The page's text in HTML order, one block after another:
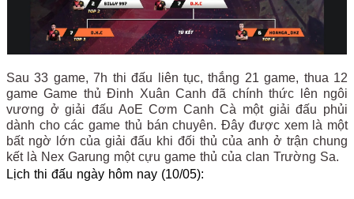
Sau 33 game, 7h thi đấu liên tục, thắng 21 game, thua 12
game Game thủ Đinh Xuân Canh đã chính thức lên ngôi
vương ở giải đấu AoE Cơm Canh Cà một giải đấu phủi
dành cho các game thủ bán chuyên. Đây được xem là một
bất ngờ lớn của giải đấu khi đối thủ của anh ở trận chung
kết là Nex Garung một cựu game thủ của clan Trường Sa.
Lịch thi đấu ngày hôm nay (10/05):